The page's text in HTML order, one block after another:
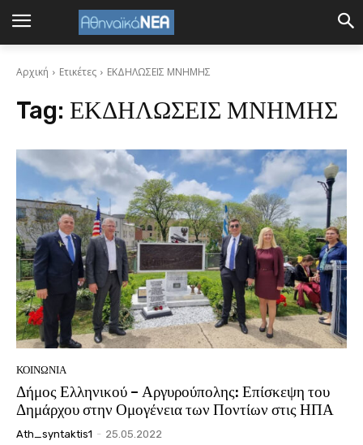
Αρχική Ετικέτες ΕΚΔΗΛΩΣΕΙΣ ΜΝΗΜΗΣ
Tag: ΕΚΔΗΛΩΣΕΙΣ ΜΝΗΜΗΣ
ΚΟΙΝΩΝΙΑ
Δήμος Ελληνικού – Αργυρούπολης: Επίσκεψη του
Δημάρχου στην Ομογένεια των Ποντίων στις ΗΠΑ
Ath_syntaktis1 - 25.05.2022